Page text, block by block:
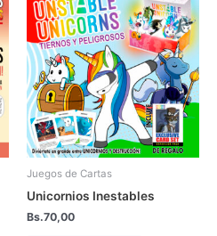
Juegos de Cartas
Unicornios Inestables
Bs.70,00